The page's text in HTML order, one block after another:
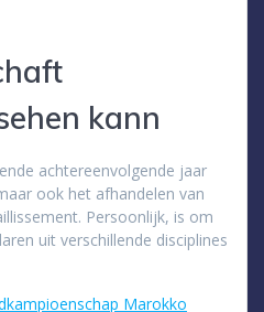
kann
achtereenvolgende jaar
ook het afhandelen van
Persoonlijk, is om
uit verschillende disciplines
Marokko